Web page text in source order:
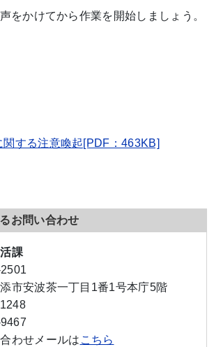
をかけてから作業を開始しましょう。
関する注意喚起[PDF：463KB]
お問い合わせ
課
市安波茶一丁目1番1号本庁5階
わせメールは こちら